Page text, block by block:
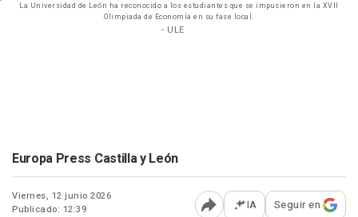
La Universidad de León ha reconocido a los estudiantes que se impusieron en la XVII
Olimpiada de Economía en su fase local.
- ULE
Europa Press Castilla y León
Viernes, 12 junio 2026
Publicado: 12:39
IA Seguir en